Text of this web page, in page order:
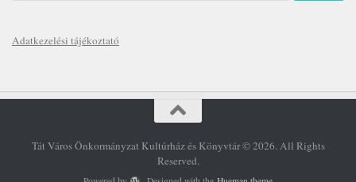
Adatkezelési tájékoztató
Tát Város Önkormányzat Kultúrház és Könyvtár © 2026. All Rights
Reserved.